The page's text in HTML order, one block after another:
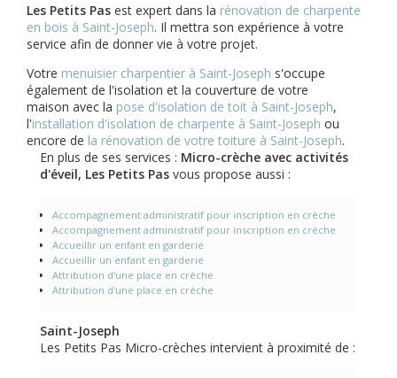
Les Petits Pas est expert dans la rénovation de charpente
en bois à Saint-Joseph. Il mettra son expérience à votre
service afin de donner vie à votre projet.
Votre menuisier charpentier à Saint-Joseph s'occupe
également de l'isolation et la couverture de votre
maison avec la pose d'isolation de toit à Saint-Joseph,
l'installation d'isolation de charpente à Saint-Joseph ou
encore de la rénovation de votre toiture à Saint-Joseph.
En plus de ses services : Micro-crèche avec activités
d'éveil, Les Petits Pas vous propose aussi :
Accompagnement administratif pour inscription en crèche
Accompagnement administratif pour inscription en crèche
Accueillir un enfant en garderie
Accueillir un enfant en garderie
Attribution d'une place en crèche
Attribution d'une place en crèche
Saint-Joseph
Les Petits Pas Micro-crèches intervient à proximité de :